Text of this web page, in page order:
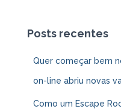
a
Posts recentes
Quer começar bem
on-line abriu novas
Como um Escape